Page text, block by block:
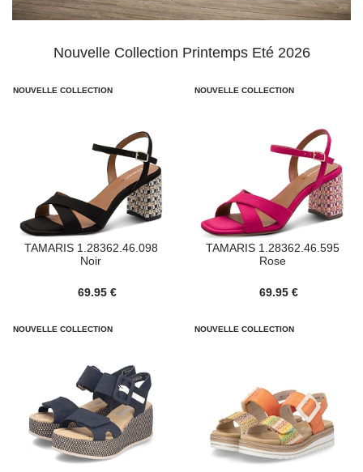
Nouvelle Collection Printemps Eté 2026
NOUVELLE COLLECTION
TAMARIS 1.28362.46.098
Noir
69.95 €
NOUVELLE COLLECTION
TAMARIS 1.28362.46.595
Rose
69.95 €
NOUVELLE COLLECTION NOUVELLE COLLECTION